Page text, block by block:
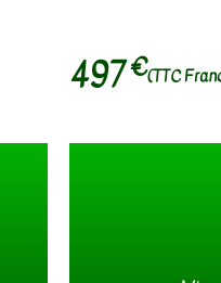
497€(TTC